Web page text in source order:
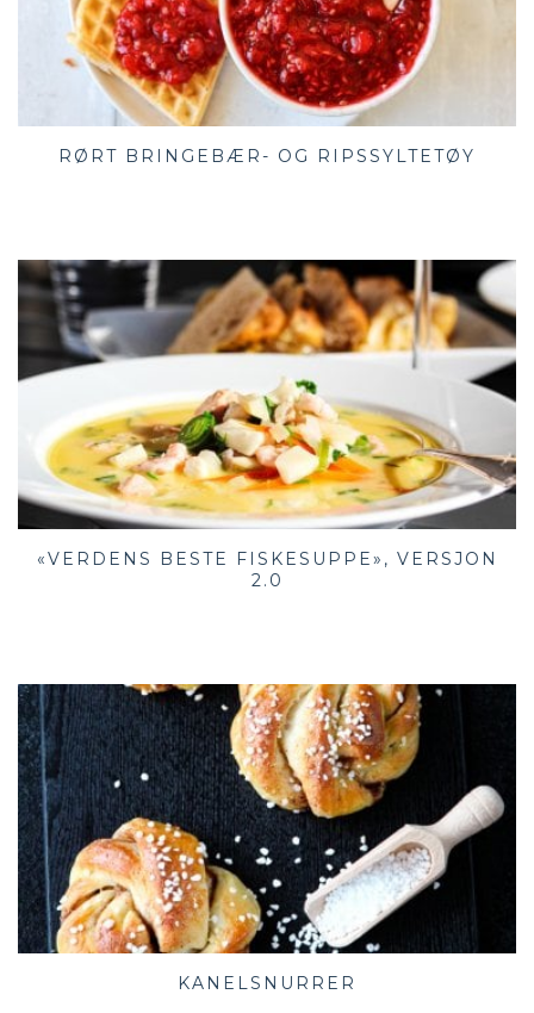
RØRT BRINGEBÆR- OG RIPSSYLTETØY
«VERDENS BESTE FISKESUPPE», VERSJON
2.0
KANELSNURRER